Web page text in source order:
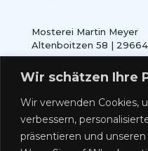
Wir schätzen Ihre
Wir verwenden Cookies,
verbessern,
präsentieren und
Mosterei Martin Meyer
Altenboitzen 58 |
Tel.: 05166 – 4 95 30 90
meyer.de